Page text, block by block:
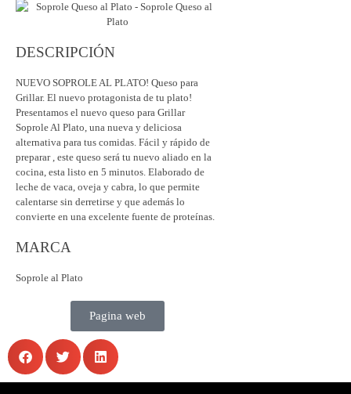
DESCRIPCIÓN
NUEVO SOPROLE AL PLATO! Queso para
Grillar. El nuevo protagonista de tu plato!
Presentamos el nuevo queso para Grillar
Soprole Al Plato, una nueva y deliciosa
alternativa para tus comidas. Fácil y rápido de
preparar , este queso será tu nuevo aliado en la
cocina, esta listo en 5 minutos. Elaborado de
leche de vaca, oveja y cabra, lo que permite
calentarse sin derretirse y que además lo
convierte en una excelente fuente de proteínas.
MARCA
Soprole al Plato
Pagina web